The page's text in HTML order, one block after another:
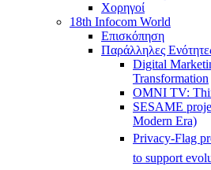
Χορηγοί
18th Infocom World
Επισκόπηση
Παράλληλες
Digital
Transformation
OMNI TV:
SESAME
Modern Era)
Privacy-Flag
to support